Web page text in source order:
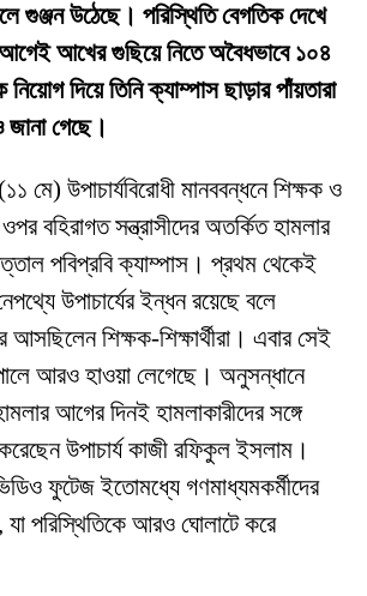
গুঞ্জন উঠেছে। পরিস্থিতি বেগতিক দেখে
আখের গুছিয়ে নিতে অবৈধভাবে ১০৪
দিয়ে তিনি ক্যাম্পাস ছাড়ার পাঁয়তারা
গেছে।
মে) উপাচার্যবিরোধী মানববন্ধনে শিক্ষক ও
ওপর বহিরাগত সন্ত্রাসীদের অতর্কিত হামলার
পবিপ্রবি ক্যাম্পাস। প্রথম থেকেই
উপাচার্যের ইন্ধন রয়েছে বলে
শিক্ষক-শিক্ষার্থীরা। এবার সেই
আরও হাওয়া লেগেছে। অনুসন্ধানে
আগের দিনই হামলাকারীদের সঙ্গে
উপাচার্য কাজী রফিকুল ইসলাম।
ফুটেজ ইতোমধ্যে গণমাধ্যমকর্মীদের
যা পরিস্থিতিকে আরও ঘোলাটে করে